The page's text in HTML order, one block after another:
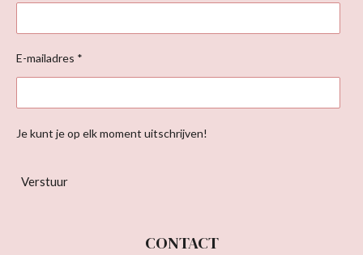
E-mailadres *
Je kunt je op elk moment uitschrijven!
Verstuur
CONTACT